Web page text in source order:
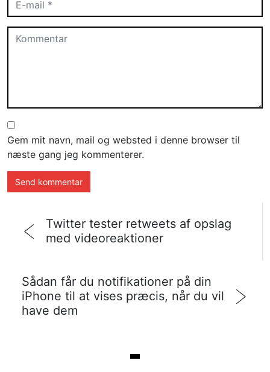
Gem mit navn, mail og websted i denne browser til
næste gang jeg kommenterer.
Twitter tester retweets af opslag
med videoreaktioner
Sådan får du notifikationer på din
iPhone til at vises præcis, når du vil
have dem